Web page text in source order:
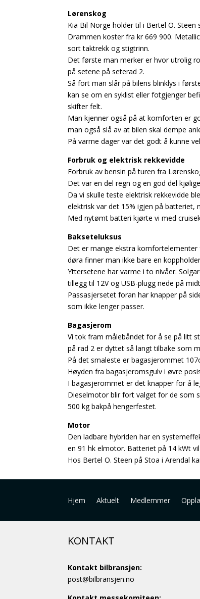
Lørenskog
Kia Bil Norge holder til i Bertel O.
Drammen koster fra kr 669 900.
sort taktrekk og stigtrinn.
Det første man merker er hvor utrolig
på setene på seterad 2.
Så fort man slår på bilens blinklys i
kan se om en syklist eller fotgjenger
skifter felt.
Man kjenner også på at komforten er
man også slå av at bilen skal dempe
På varme dager var det godt å kunne
Forbruk og elektrisk rekkevidde
Forbruk av bensin på turen fra
Det var en del regn og en god del
Da vi skulle teste elektrisk rekkevidde
elektrisk var det 15% igjen på batteriet,
Med nytømt batteri kjørte vi med
Bakseteluksus
Det er mange ekstra komfortelementer
døra finner man ikke bare en
Yttersetene har varme i to nivåer.
tillegg til 12V og USB-plugg nede på
Passasjersetet foran har knapper på
som ikke lenger passer.
Bagasjerom
Vi tok fram målebåndet for å se på litt
på rad 2 er dyttet så langt tilbake som
På det smaleste er bagasjerommet
Høyden fra bagasjeromsgulv i øvre
I bagasjerommet er det knapper for å
Dieselmotor blir fort valget for de som
500 kg bakpå hengerfestet.
Motor
Den ladbare hybriden har en
en 91 hk elmotor. Batteriet på 14 kWt
Hos Bertel O. Steen på Stoa i Arendal
Hjem Aktuelt Medlemmer
KONTAKT
Kontakt bilbransjen:
post@bilbransjen.no